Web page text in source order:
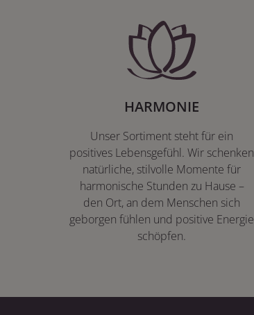
HARMONIE
Unser Sortiment steht für ein
positives Lebensgefühl. Wir schenken
natürliche, stilvolle Momente für
harmonische Stunden zu Hause –
den Ort, an dem Menschen sich
geborgen fühlen und positive Energie
schöpfen.